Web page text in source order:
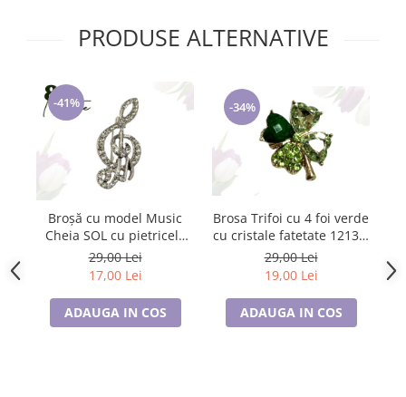
Cadouri pentru Bunici
Cadouri pentru Mama
Cadouri pentru profesori sau absolventi
Cadouri Back to school
Cadouri de Paște
Cadouri Traditionale Romanesti
8 Martie
Cadouri pentru CUPLU El & Ea
Cadouri Iubitori de animale
Cadouri pentru sportivi
PRODUSE ALTERNATIVE
-41%
Broșă cu model Music
Cheia SOL cu pietricele
albe, SC23.084
29,00 Lei
17,00 Lei
ADAUGA IN COS
-34%
Brosa Trifoi cu 4 foi verde
cu cristale fatetate 12134,
cu ambalaj premium
29,00 Lei
19,00 Lei
ADAUGA IN COS